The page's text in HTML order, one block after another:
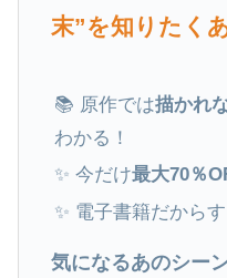
末”を知りたく
📚 原作では描かれ
わかる！
✨ 今だけ最大70％
✨ 電子書籍だから
気になるあのシー